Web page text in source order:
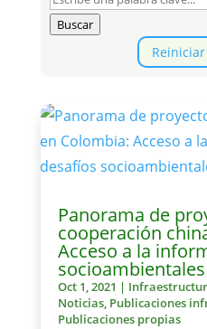
Buscar
Panorama de
cooperación
Acceso a la
socioambientales
Oct 1, 2021 |
Noticias, Publicaciones
Publicaciones propias